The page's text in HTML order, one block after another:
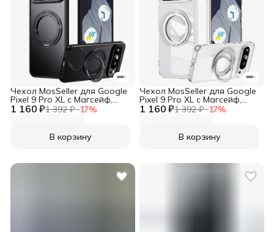
1 160 ₽1 392 ₽−17%
Чехол MosSeller для Google
Pixel 9 Pro XL с Магсейф,
кольцо-подставка, черный
В корзину
1 160 ₽1 392 ₽−17%
Чехол MosSeller для Google
Pixel 9 Pro XL с Магсейф,
кольцо-подставка,
В корзину